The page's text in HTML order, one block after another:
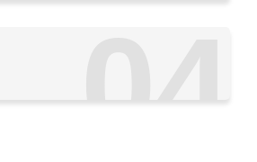
04